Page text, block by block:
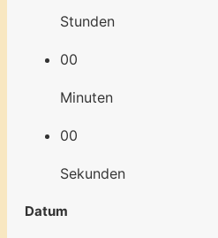
Stunden
00
Minuten
00
Sekunden
Datum